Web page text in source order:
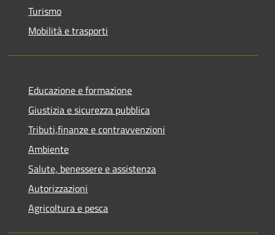
Turismo
Mobilità e trasporti
Educazione e formazione
Giustizia e sicurezza pubblica
Tributi,finanze e contravvenzioni
Ambiente
Salute, benessere e assistenza
Autorizzazioni
Agricoltura e pesca